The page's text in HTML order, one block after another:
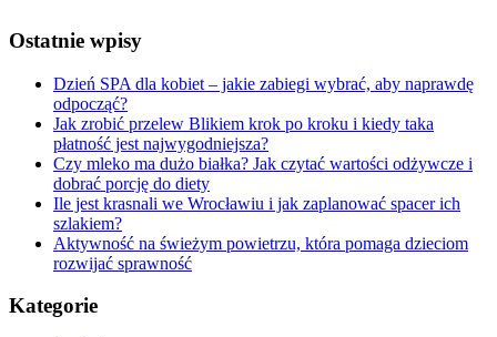
Ostatnie wpisy
Dzień SPA dla kobiet – jakie zabiegi wybrać, aby naprawdę
odpocząć?
Jak zrobić przelew Blikiem krok po kroku i kiedy taka
płatność jest najwygodniejsza?
Czy mleko ma dużo białka? Jak czytać wartości odżywcze i
dobrać porcję do diety
Ile jest krasnali we Wrocławiu i jak zaplanować spacer ich
szlakiem?
Aktywność na świeżym powietrzu, która pomaga dzieciom
rozwijać sprawność
Kategorie